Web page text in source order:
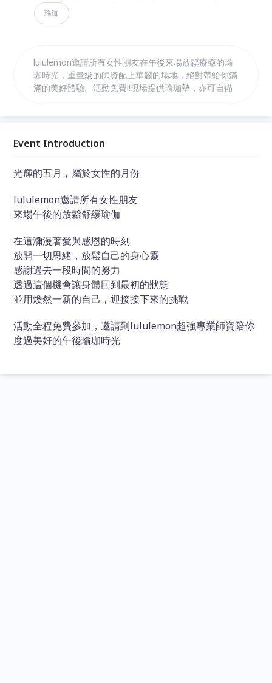
瑜珈
lululemon邀請所有女性朋友在午後來場放鬆療癒的瑜
珈時光，重量級的師資配上華麗的場地，絕對帶給你滿
滿的美好體驗。活動免費!!現場提供瑜珈墊，亦可自備
Event Introduction
光輝的五月，屬於女性的月份
lululemon邀請所有女性朋友
來場午後的放鬆舒緩瑜伽
在這瀰漫著愛與感恩的時刻
放開一切思緒，放鬆自己的身心靈
感謝過去一段時間的努力
透過這個機會讓身體回到最初的狀態
並用煥然一新的自己，迎接接下來的挑戰
活動全程免費參加，邀請到lululemon超強專業師資陪你
度過美好的午後瑜珈時光